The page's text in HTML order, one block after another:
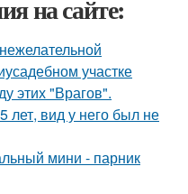
на сайте:
участке
этих "Врагов".
лет, вид у него был не
мини - парник